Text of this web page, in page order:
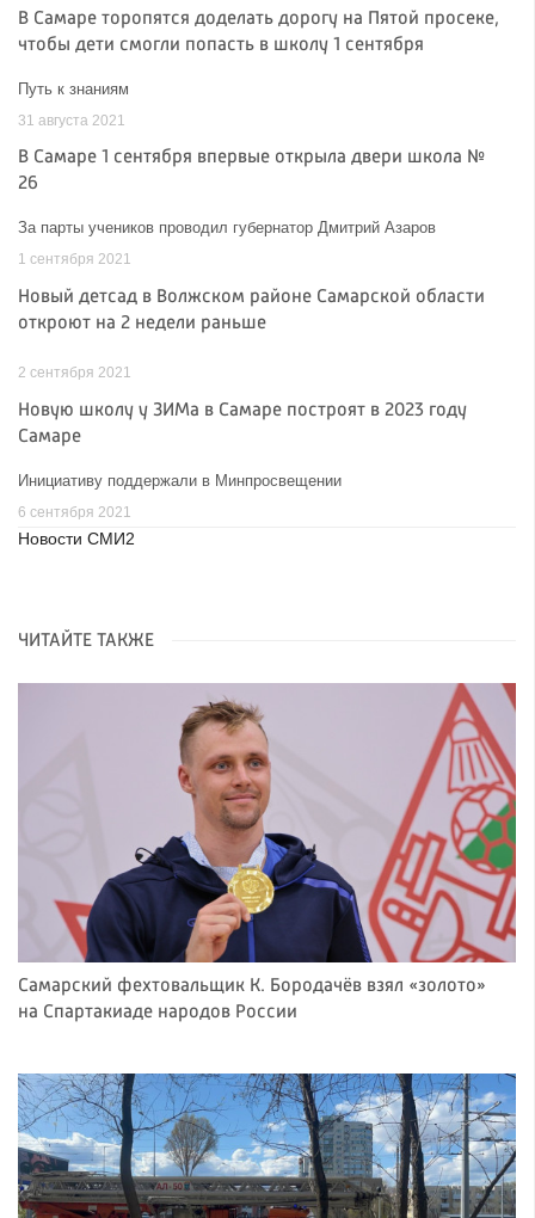
В Самаре торопятся доделать дорогу на Пятой просеке,
чтобы дети смогли попасть в школу 1 сентября
Путь к знаниям
31 августа 2021
В Самаре 1 сентября впервые открыла двери школа №
26
За парты учеников проводил губернатор Дмитрий Азаров
1 сентября 2021
Новый детсад в Волжском районе Самарской области
откроют на 2 недели раньше
2 сентября 2021
Новую школу у ЗИМа в Самаре построят в 2023 году
Самаре
Инициативу поддержали в Минпросвещении
6 сентября 2021
Новости СМИ2
ЧИТАЙТЕ ТАКЖЕ
Самарский фехтовальщик К. Бородачёв взял «золото»
на Спартакиаде народов России